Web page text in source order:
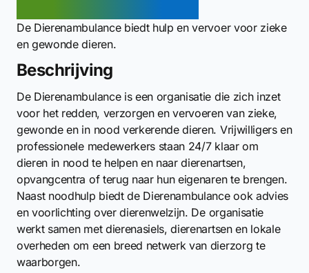
De Dierenambulance biedt hulp en vervoer voor zieke
en gewonde dieren.
Beschrijving
De Dierenambulance is een organisatie die zich inzet
voor het redden, verzorgen en vervoeren van zieke,
gewonde en in nood verkerende dieren. Vrijwilligers en
professionele medewerkers staan 24/7 klaar om
dieren in nood te helpen en naar dierenartsen,
opvangcentra of terug naar hun eigenaren te brengen.
Naast noodhulp biedt de Dierenambulance ook advies
en voorlichting over dierenwelzijn. De organisatie
werkt samen met dierenasiels, dierenartsen en lokale
overheden om een breed netwerk van dierzorg te
waarborgen.